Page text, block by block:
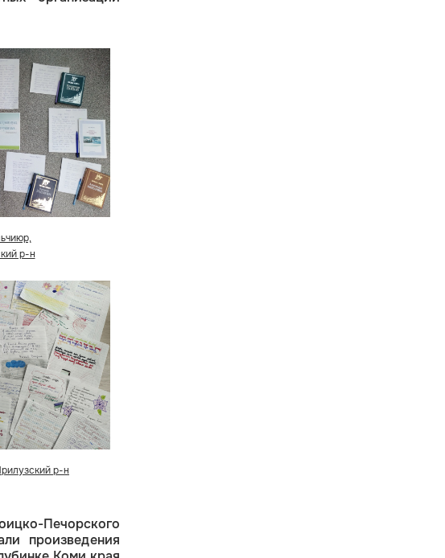
р-н
р-н
Печорского
произведения